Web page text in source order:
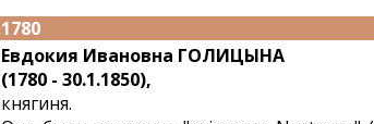
1780
Евдокия Ивановна ГОЛИЦЫНА
(1780 - 30.1.1850),
княгиня.